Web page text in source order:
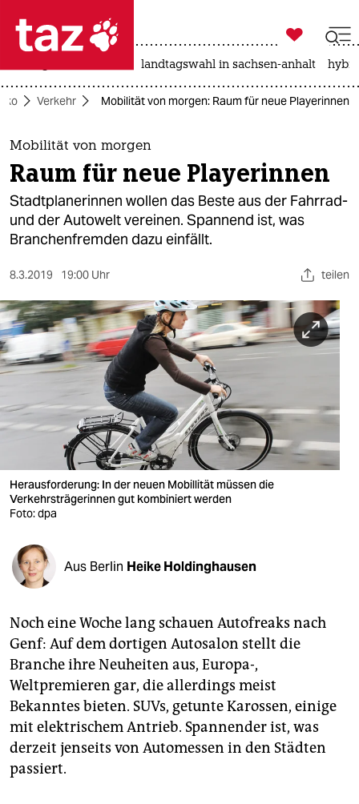
 taz zahl ich
taz zahl ich
themen
politik
öko
sport
berlin
wahrheit
verlag
verlag
shop
fragen & hilfe
unterstützen
abo
genossenschaft
epaper login

taz zahl ich
landtagswahl in sachsen-anhalt
Verkehr Mobilität von morgen: Raum für neue Playerinnen
Mobilität von morgen
Raum für neue Playerinnen
Stadtplanerinnen wollen das Beste aus der Fahrrad-
und der Autowelt vereinen. Spannend ist, was
Branchenfremden dazu einfällt.
8.3.2019 19:00 Uhr teilen
Herausforderung: In der neuen Mobillität müssen die
Verkehrsträgerinnen gut kombiniert werden
Foto: dpa
Aus Berlin Heike Holdinghausen
Noch eine Woche lang schauen Autofreaks nach
Genf: Auf dem dortigen Autosalon stellt die
Branche ihre Neuheiten aus, Europa-,
Weltpremieren gar, die allerdings meist
Bekanntes bieten. SUVs, getunte Karossen, einige
mit elektrischem Antrieb. Spannender ist, was
derzeit jenseits von Automessen in den Städten
passiert.